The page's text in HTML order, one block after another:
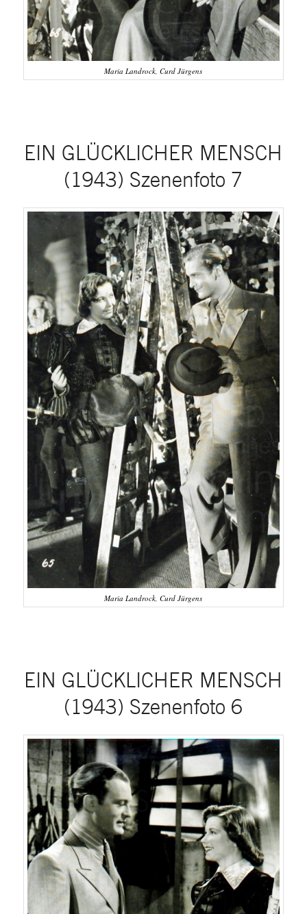
Maria Landrock, Curd Jürgens
EIN GLÜCKLICHER MENSCH
(1943) Szenenfoto 7
Maria Landrock, Curd Jürgens
EIN GLÜCKLICHER MENSCH
(1943) Szenenfoto 6